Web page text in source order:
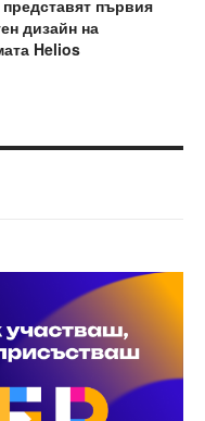
представят първия
дизайн на
Helios